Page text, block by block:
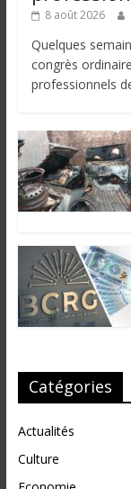
o
n
d
e
8 août 2026
Quelques
congrès
professionnels
Catégories
Actualités
Culture